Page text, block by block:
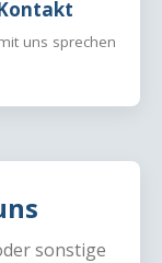
uns sprechen
sonstige